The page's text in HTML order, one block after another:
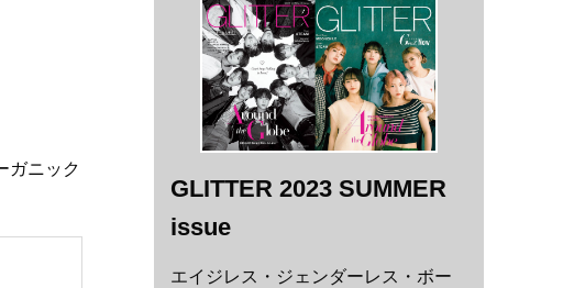
ガニック
GLITTER 2023 SUMMER
issue
エイジレス・ジェンダーレス・ボー